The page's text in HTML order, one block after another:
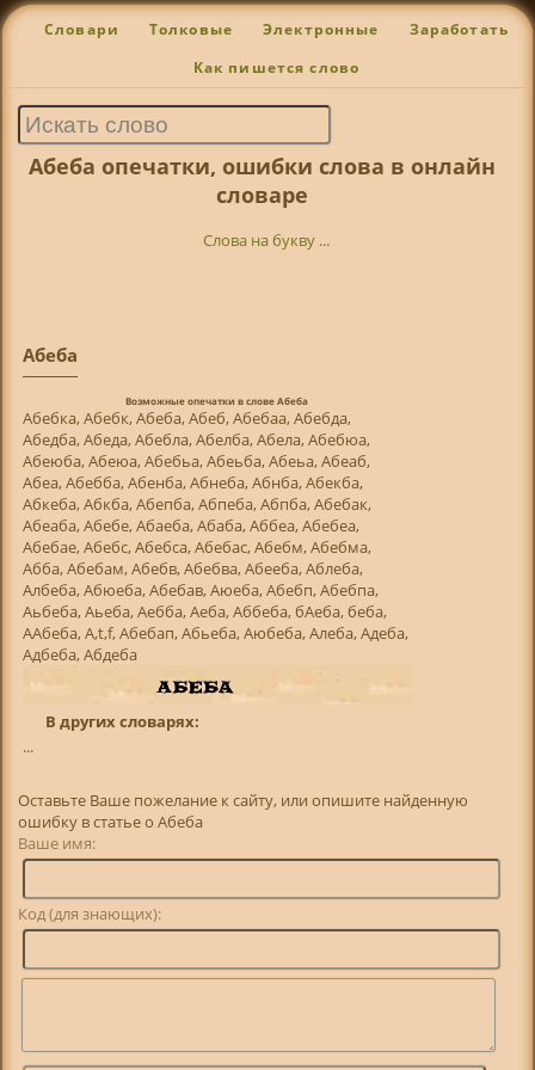
Словари Толковые Электронные Заработать
Как пишется слово
Абеба опечатки, ошибки слова в онлайн
словаре
Слова на букву ...
Абеба
Возможные опечатки в слове Абеба
Абебка, Абебк, Абеба, Абеб, Абебаа, Абебда,
Абедба, Абеда, Абебла, Абелба, Абела, Абебюа,
Абеюба, Абеюа, Абебьа, Абеьба, Абеьа, Абеаб,
Абеа, Абебба, Абенба, Абнеба, Абнба, Абекба,
Абкеба, Абкба, Абепба, Абпеба, Абпба, Абебак,
Абеаба, Абебе, Абаеба, Абаба, Аббеа, Абебеа,
Абебае, Абебс, Абебса, Абебас, Абебм, Абебма,
Абба, Абебам, Абебв, Абебва, Абееба, Аблеба,
Албеба, Абюеба, Абебав, Аюеба, Абебп, Абебпа,
Аьбеба, Аьеба, Аебба, Аеба, Аббеба, бАеба, беба,
ААбеба, А,t,f, Абебап, Абьеба, Аюбеба, Алеба, Адеба,
Адбеба, Абдеба
В других словарях:
...
Оставьте Ваше пожелание к сайту, или опишите найденную
ошибку в статье о Абеба
Ваше имя:
Код (для знающих):